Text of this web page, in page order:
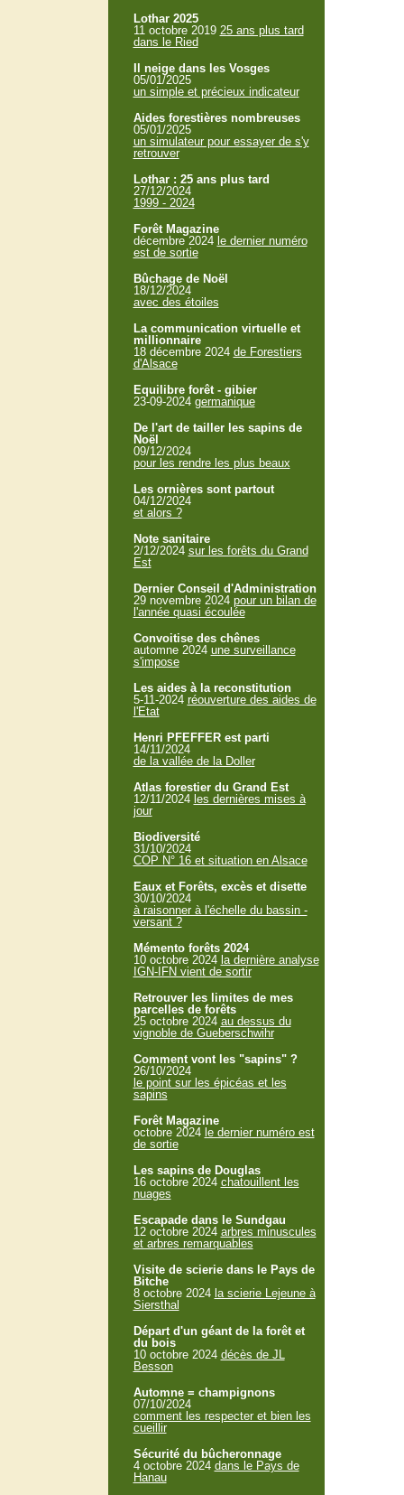
Lothar 2025
11 octobre 2019 25 ans plus tard
dans le Ried
Il neige dans les Vosges
05/01/2025
un simple et précieux indicateur
Aides forestières nombreuses
05/01/2025
un simulateur pour essayer de s'y
retrouver
Lothar : 25 ans plus tard
27/12/2024
1999 - 2024
Forêt Magazine
décembre 2024 le dernier numéro
est de sortie
Bûchage de Noël
18/12/2024
avec des étoiles
La communication virtuelle et
millionnaire
18 décembre 2024 de Forestiers
d'Alsace
Equilibre forêt - gibier
23-09-2024 germanique
De l'art de tailler les sapins de
Noël
09/12/2024
pour les rendre les plus beaux
Les ornières sont partout
04/12/2024
et alors ?
Note sanitaire
2/12/2024 sur les forêts du Grand
Est
Dernier Conseil d'Administration
29 novembre 2024 pour un bilan de
l'année quasi écoulée
Convoitise des chênes
automne 2024 une surveillance
s'impose
Les aides à la reconstitution
5-11-2024 réouverture des aides de
l'Etat
Henri PFEFFER est parti
14/11/2024
de la vallée de la Doller
Atlas forestier du Grand Est
12/11/2024 les dernières mises à
jour
Biodiversité
31/10/2024
COP N° 16 et situation en Alsace
Eaux et Forêts, excès et disette
30/10/2024
à raisonner à l'échelle du bassin -
versant ?
Mémento forêts 2024
10 octobre 2024 la dernière analyse
IGN-IFN vient de sortir
Retrouver les limites de mes
parcelles de forêts
25 octobre 2024 au dessus du
vignoble de Gueberschwihr
Comment vont les "sapins" ?
26/10/2024
le point sur les épicéas et les
sapins
Forêt Magazine
octobre 2024 le dernier numéro est
de sortie
Les sapins de Douglas
16 octobre 2024 chatouillent les
nuages
Escapade dans le Sundgau
12 octobre 2024 arbres minuscules
et arbres remarquables
Visite de scierie dans le Pays de
Bitche
8 octobre 2024 la scierie Lejeune à
Siersthal
Départ d'un géant de la forêt et
du bois
10 octobre 2024 décès de JL
Besson
Automne = champignons
07/10/2024
comment les respecter et bien les
cueillir
Sécurité du bûcheronnage
4 octobre 2024 dans le Pays de
Hanau